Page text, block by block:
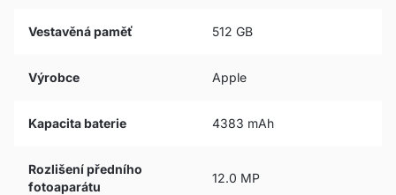
Vestavěná paměť 512 GB
Výrobce Apple
Kapacita baterie 4383 mAh
Rozlišení předního
fotoaparátu
12.0 MP